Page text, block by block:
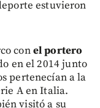
estuvieron
conel portero
en el 2014 junto
pertenecían a la
A en Italia.
visitó a su